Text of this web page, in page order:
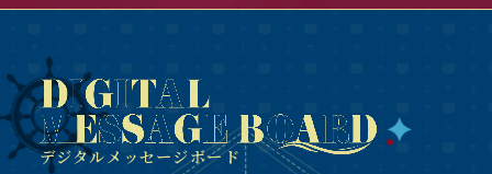
デジタルメッセージボード